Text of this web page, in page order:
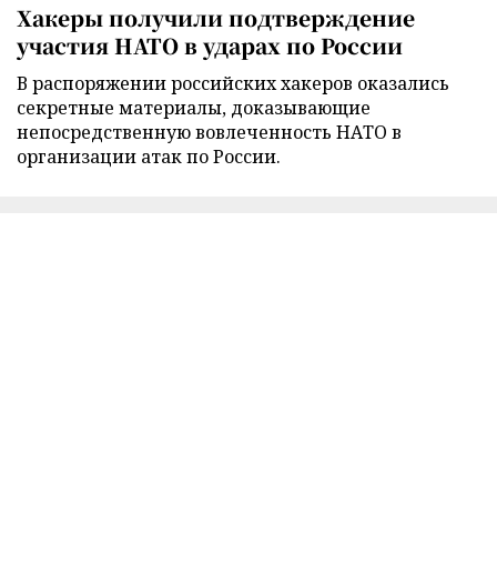
Хакеры получили подтверждение
участия НАТО в ударах по России
В распоряжении российских хакеров оказались
секретные материалы, доказывающие
непосредственную вовлеченность НАТО в
организации атак по России.